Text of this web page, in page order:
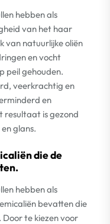
hebben als
van het haar
van natuurlijke oliën
en vocht
peil gehouden.
veerkrachtig en
en
is gezond
glans.
die de
hebben als
bevatten die
te kiezen voor